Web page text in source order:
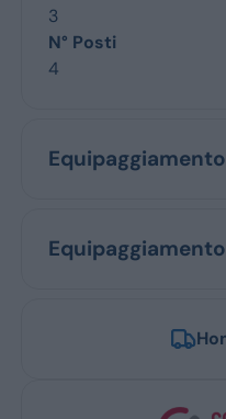
3
N° Posti
4